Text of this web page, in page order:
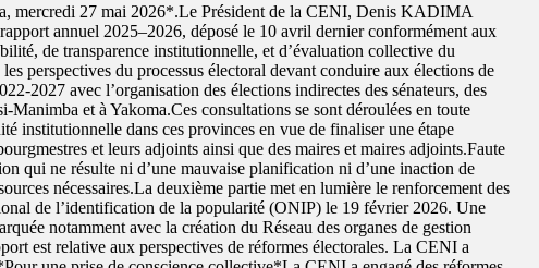
mercredi 27 mai 2026*.Le Président de la CENI, Denis KADIMA
annuel 2025–2026, déposé le 10 avril dernier conformément aux
de transparence institutionnelle, et d’évaluation collective du
perspectives du processus électoral devant conduire aux élections de
2027 avec l’organisation des élections indirectes des sénateurs, des
et à Yakoma.Ces consultations se sont déroulées en toute
institutionnelle dans ces provinces en vue de finaliser une étape
et leurs adjoints ainsi que des maires et maires adjoints.Faute
qui ne résulte ni d’une mauvaise planification ni d’une inaction de
nécessaires.La deuxième partie met en lumière le renforcement des
de l’identification de la popularité (ONIP) le 19 février 2026. Une
notamment avec la création du Réseau des organes de gestion
est relative aux perspectives de réformes électorales. La CENI a